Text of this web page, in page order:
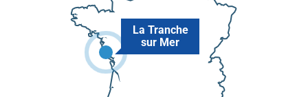
La Tranche
sur Mer